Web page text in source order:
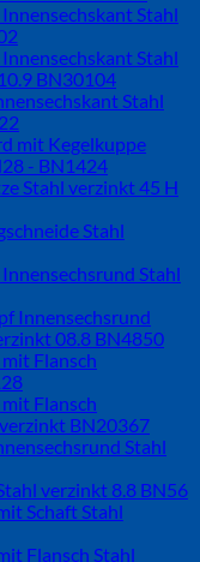
Stahl
Stahl
BN30104
Stahl
mit Kegelkuppe
- BN1424
Stahl verzinkt 45 H
Stahl
Stahl
Innensechsrund
08.8 BN4850
Flansch
Flansch
BN20367
Stahl
verzinkt 8.8 BN56
Schaft Stahl
Flansch Stahl